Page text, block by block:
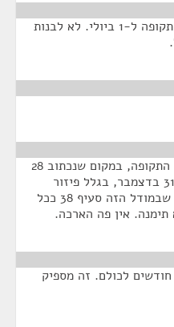
מסכימה. אני הייתי מאריכה את התקופה ל-1 ביולי. לא לבנות
הוא שאל, אם במקום שלא תימנה התקופה, במקום שנכתוב 28
בפברואר, נכתוב 23 בדצמבר או 31 בדצמבר, בגלל פיזור
הכנסת סעיף 38 יחול, אני סבורה שבמודל הזה סעיף 38 ככל
תימנה. אין פה הארכה.
לכולם. זה מספיק